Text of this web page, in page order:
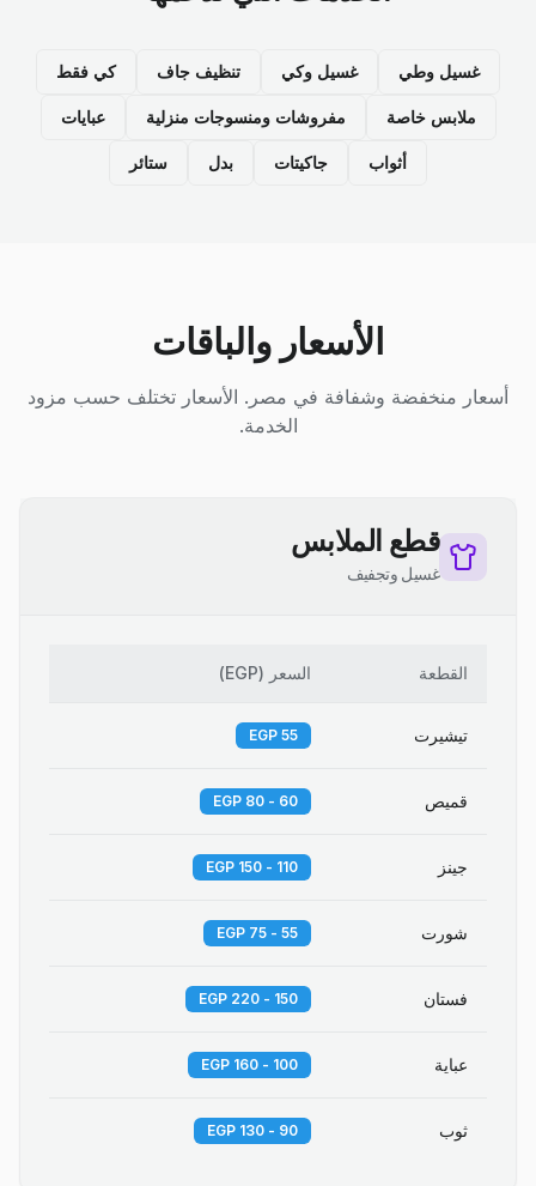
غسيل وطي غسيل وكي تنظيف جاف كي فقط
ملابس خاصة مفروشات ومنسوجات منزلية عبايات
أثواب جاكيتات بدل ستائر
الأسعار والباقات
أسعار منخفضة وشفافة في مصر. الأسعار تختلف حسب مزود
الخدمة.
قطع الملابس
غسيل وتجفيف
القطعة السعر (
EGP
)
تيشيرت 55 EGP
قميص 60 - 80 EGP
جينز 110 - 150 EGP
شورت 55 - 75 EGP
فستان 150 - 220 EGP
عباية 100 - 160 EGP
ثوب 90 - 130 EGP